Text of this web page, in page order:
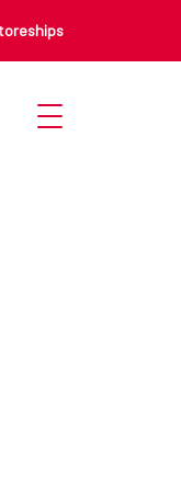
Open menu